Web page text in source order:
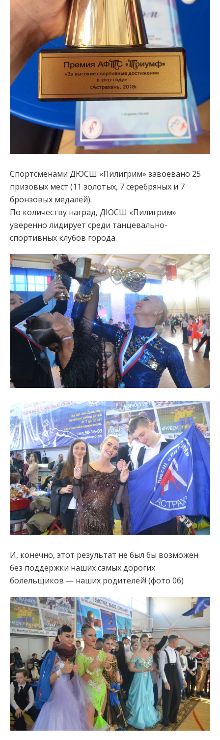
Спортсменами ДЮСШ «Пилигрим» завоевано 25
призовых мест (11 золотых, 7 серебряных и 7
бронзовых медалей).
По количеству наград, ДЮСШ «Пилигрим»
уверенно лидирует среди танцевально-
спортивных клубов города.
И, конечно, этот результат не был бы возможен
без поддержки наших самых дорогих
болельщиков — наших родителей! (фото 06)